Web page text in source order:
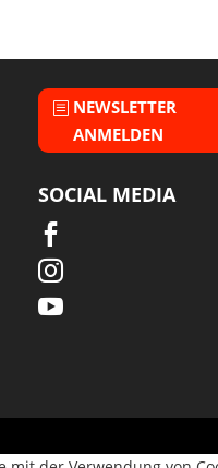
NEWSLETTER
ANMELDEN
SOCIAL MEDIA


